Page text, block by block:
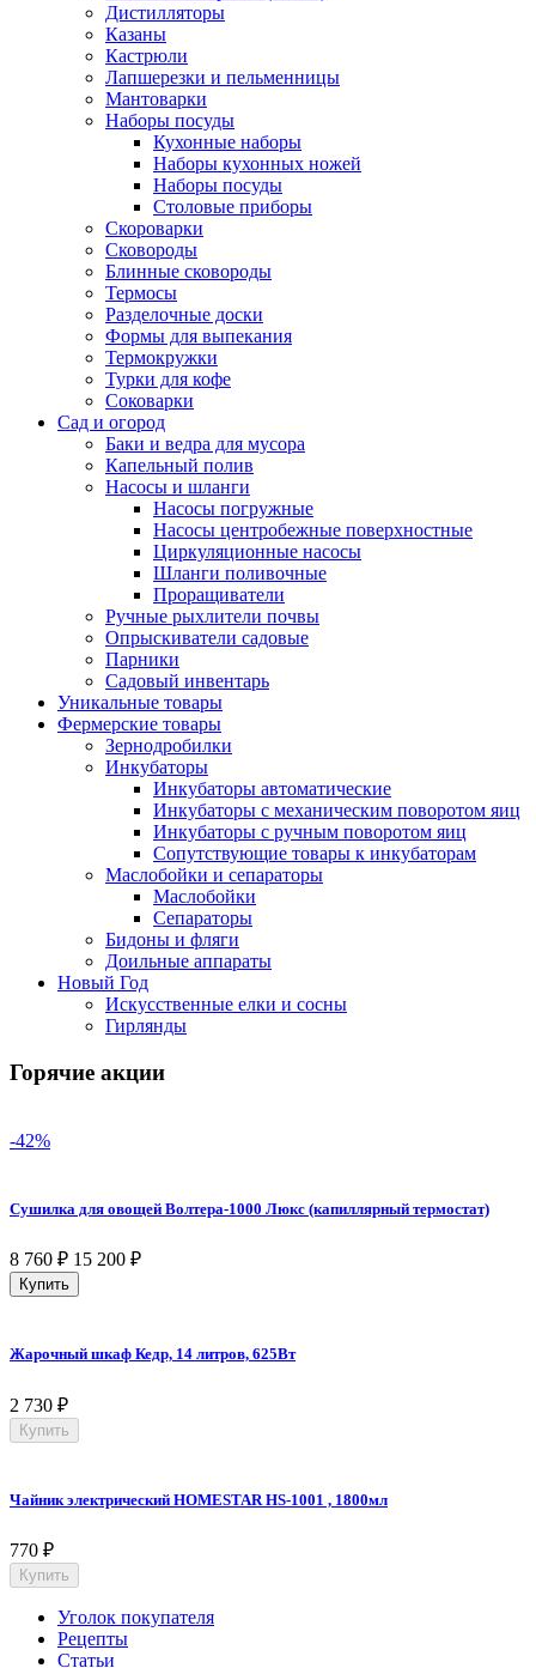
Дистилляторы
Казаны
Кастрюли
Лапшерезки и пельменницы
Мантоварки
Наборы посуды
Кухонные наборы
Наборы кухонных ножей
Наборы посуды
Столовые приборы
Скороварки
Сковороды
Блинные сковороды
Термосы
Разделочные доски
Формы для выпекания
Термокружки
Турки для кофе
Соковарки
Сад и огород
Баки и ведра для мусора
Капельный полив
Насосы и шланги
Насосы погружные
Насосы центробежные поверхностные
Циркуляционные насосы
Шланги поливочные
Проращиватели
Ручные рыхлители почвы
Опрыскиватели садовые
Парники
Садовый инвентарь
Уникальные товары
Фермерские товары
Зернодробилки
Инкубаторы
Инкубаторы автоматические
Инкубаторы с механическим поворотом яиц
Инкубаторы с ручным поворотом яиц
Сопутствующие товары к инкубаторам
Маслобойки и сепараторы
Маслобойки
Сепараторы
Бидоны и фляги
Доильные аппараты
Новый Год
Искусственные елки и сосны
Гирлянды
Горячие акции
-42%
Сушилка для овощей Волтера-1000 Люкс (капиллярный термостат)
8 760 ₽ 15 200 ₽
Купить
Жарочный шкаф Кедр, 14 литров, 625Вт
2 730 ₽
Купить
Чайник электрический HOMESTAR HS-1001 , 1800мл
770 ₽
Купить
Уголок покупателя
Рецепты
Статьи